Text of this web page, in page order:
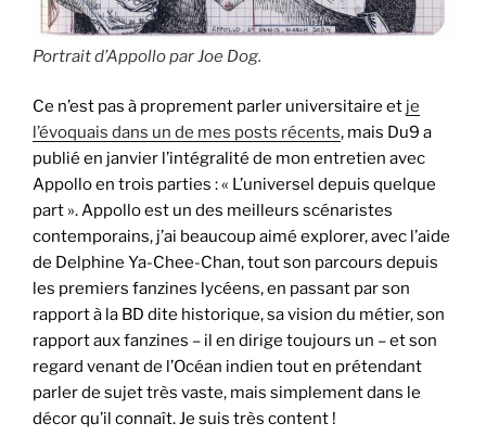
Portrait d’Appollo par Joe Dog.
Ce n’est pas à proprement parler universitaire et je
l’évoquais dans un de mes posts récents, mais Du9 a
publié en janvier l’intégralité de mon entretien avec
Appollo en trois parties : « L’universel depuis quelque
part ». Appollo est un des meilleurs scénaristes
contemporains, j’ai beaucoup aimé explorer, avec l’aide
de Delphine Ya-Chee-Chan, tout son parcours depuis
les premiers fanzines lycéens, en passant par son
rapport à la BD dite historique, sa vision du métier, son
rapport aux fanzines – il en dirige toujours un – et son
regard venant de l’Océan indien tout en prétendant
parler de sujet très vaste, mais simplement dans le
décor qu’il connaît. Je suis très content !